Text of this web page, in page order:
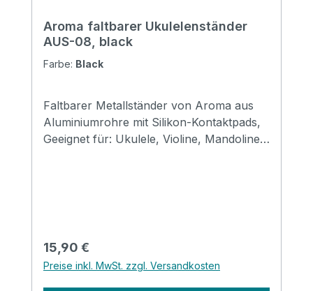
Aroma faltbarer Ukulelenständer
AUS-08, black
Farbe: Black
Faltbarer Metallständer von Aroma aus
Aluminiumrohre mit Silikon-Kontaktpads,
Geeignet für: Ukulele, Violine, Mandoline
Regulärer Preis:
15,90 €
Preise inkl. MwSt. zzgl. Versandkosten